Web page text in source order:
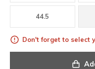
44.5
Don't forget to select